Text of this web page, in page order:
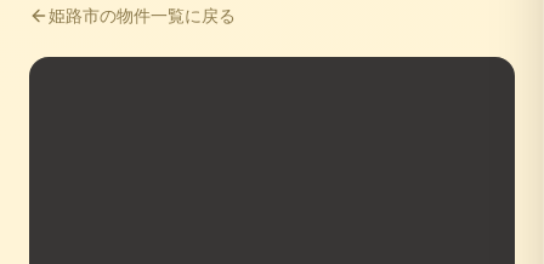
姫路市の物件一覧に戻る